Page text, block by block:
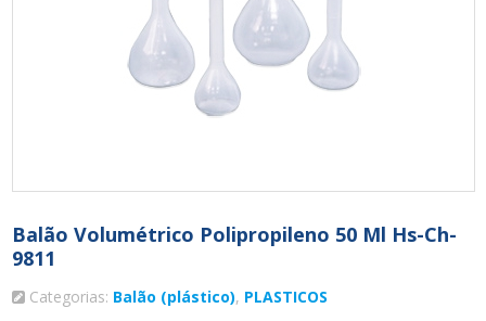
Balão Volumétrico Polipropileno 50 Ml Hs-Ch-
9811
Categorias: Balão (plástico), PLASTICOS